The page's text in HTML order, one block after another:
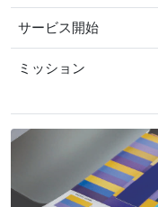
サービス開始
ミッション